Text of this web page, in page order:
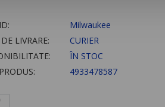
Milwaukee
LIVRARE:
CURIER
ÎN STOC
4933478587